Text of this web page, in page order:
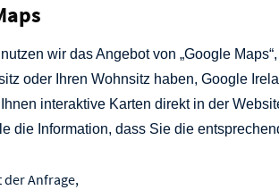
wir das Angebot von „Google
oder Ihren Wohnsitz haben, Google
interaktive Karten direkt in der
die Information, dass Sie die
der Anfrage,